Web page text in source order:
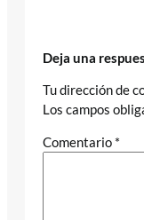
Deja una
Tu dirección de
Los campos
Comentario *